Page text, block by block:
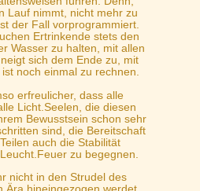
Lauf nimmt, nicht mehr zu
der Fall vorprogrammiert.
Ertrinkende stets den
Wasser zu halten, mit allen
sich dem Ende zu, mit
noch einmal zu rechnen.
erfreulicher, dass alle
Licht.Seelen, die diesen
Bewusstsein schon sehr
sind, die Bereitschaft
auch die Stabilität
zu begegnen.
nicht in den Strudel des